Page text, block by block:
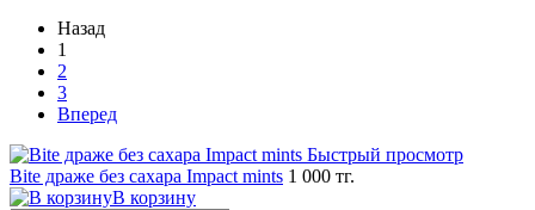
Назад
1
2
3
Вперед
Быстрый просмотр
Bite драже без сахара Impact mints 1 000 тг.
В корзину